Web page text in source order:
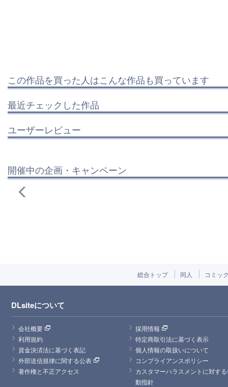
この作品を買った人はこんな作品も買っています
最近チェックした作品
ユーザーレビュー
開催中の企画・キャンペーン
総合トップ 同人 コミッ
DLsiteについて
会社概要
採用情報
利用規約
特定商取引法に基づく表示
資金決済法に基づく表記
個人情報の取扱いについて
外部送信規律に関する公表
コンプライアンスポリシー
著作権と不正アクセス
カスタマーハラスメントに対す
動指針